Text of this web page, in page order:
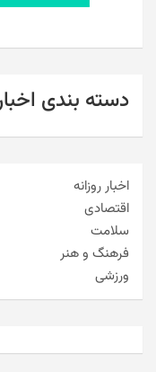
دسته بندی
اخبار روزانه
اقتصادی
سلامت
فرهنگ و هنر
ورزشی